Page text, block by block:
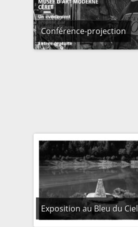
Conférence-projection
Exposition au Bleu du Ciel